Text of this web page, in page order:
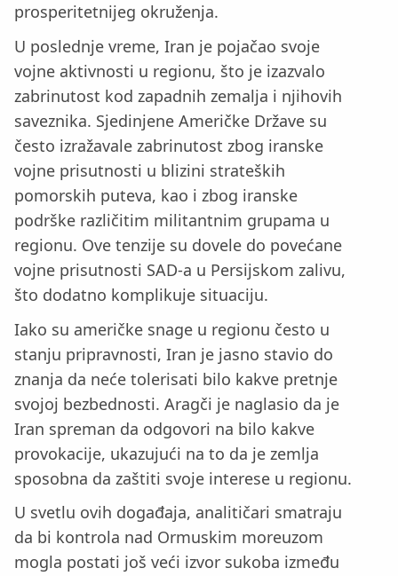
prosperitetnijeg okruženja.
U poslednje vreme, Iran je pojačao svoje
vojne aktivnosti u regionu, što je izazvalo
zabrinutost kod zapadnih zemalja i njihovih
saveznika. Sjedinjene Američke Države su
često izražavale zabrinutost zbog iranske
vojne prisutnosti u blizini strateških
pomorskih puteva, kao i zbog iranske
podrške različitim militantnim grupama u
regionu. Ove tenzije su dovele do povećane
vojne prisutnosti SAD-a u Persijskom zalivu,
što dodatno komplikuje situaciju.
Iako su američke snage u regionu često u
stanju pripravnosti, Iran je jasno stavio do
znanja da neće tolerisati bilo kakve pretnje
svojoj bezbednosti. Aragči je naglasio da je
Iran spreman da odgovori na bilo kakve
provokacije, ukazujući na to da je zemlja
sposobna da zaštiti svoje interese u regionu.
U svetlu ovih događaja, analitičari smatraju
da bi kontrola nad Ormuskim moreuzom
mogla postati još veći izvor sukoba između